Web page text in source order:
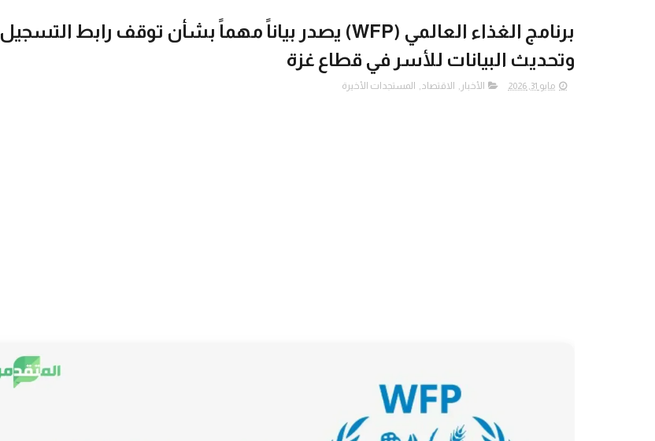
برنامج الغذاء العالمي (WFP) يصدر بياناً مهماً بشأن توقف رابط التسجيل
وتحديث البيانات للأسر في قطاع غزة
مايو 31, 2026 الأخبار , الاقتصاد, المستجدات الأخيرة